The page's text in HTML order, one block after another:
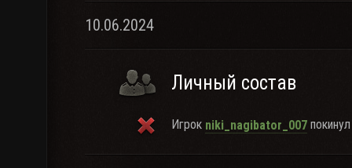
10.06.2024
Личный состав
Игрок niki_nagibator_007